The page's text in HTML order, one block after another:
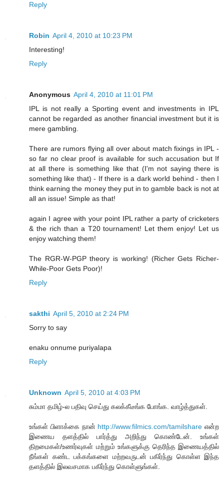
Reply
Robin April 4, 2010 at 10:23 PM
Interesting!
Reply
Anonymous April 4, 2010 at 11:01 PM
IPL is not really a Sporting event and investments in IPL
cannot be regarded as another financial investment but it is
mere gambling.
There are rumors flying all over about match fixings in IPL -
so far no clear proof is available for such accusation but If
at all there is something like that (I'm not saying there is
something like that) - If there is a dark world behind - then I
think earning the money they put in to gamble back is not at
all an issue! Simple as that!
again I agree with your point IPL rather a party of cricketers
& the rich than a T20 tournament! Let them enjoy! Let us
enjoy watching them!
The RGR-W-PGP theory is working! (Richer Gets Richer-
While-Poor Gets Poor)!
Reply
sakthi April 5, 2010 at 2:24 PM
Sorry to say
enaku onnume puriyalapa
Reply
Unknown April 5, 2010 at 4:03 PM
சும்மா தமிழ்-ல பதிவு செய்து கலக்கீடீங்க போங்க. வாழ்த்துகள்.
உங்கள் பிளாக்கை நான் http://www.filmics.com/tamilshare என்ற
இணைய தளத்தில் பார்த்து அறிந்து கொண்டேன். உங்கள்
திறமைகள்/உணர்வுகள் மற்றும் உங்களுக்கு தெரிந்த இணையத்தில்
நீங்கள் கண்ட பக்கங்களை மற்றவருடன் பகிர்ந்து கொள்ள இந்த
தளத்தில் இலவசமாக பகிர்ந்து கொள்ளுங்கள்.